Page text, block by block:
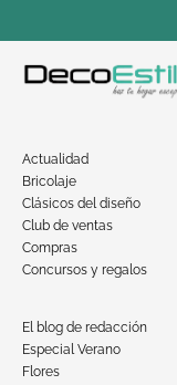
Actualidad
Bricolaje
Clásicos del diseño
Club de ventas
Compras
Concursos y regalos
El blog de redacción
Especial Verano
Flores